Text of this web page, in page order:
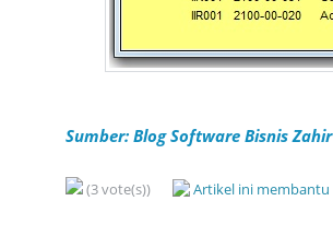
Sumber: Blog Software Bisnis Zahir
(3 vote(s)) Artikel ini membantu